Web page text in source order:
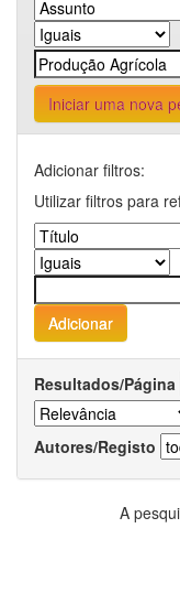
Iniciar uma nova
Adicionar filtros:
Utilizar filtros para
Resultados/Página
Autores/Registo
A